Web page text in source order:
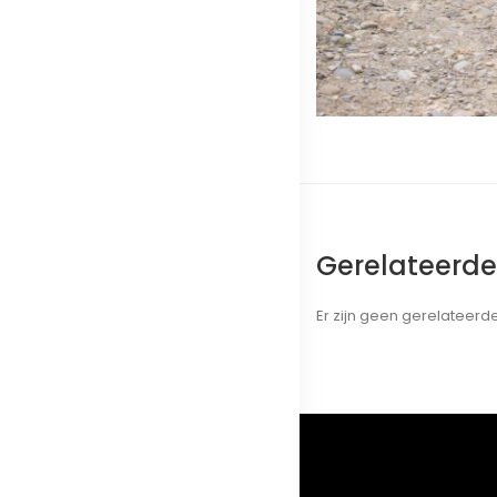
Er zijn geen